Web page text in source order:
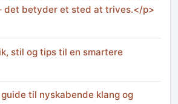
det betyder et sted at trives.</p>
stil og tips til en smartere
til nyskabende klang og